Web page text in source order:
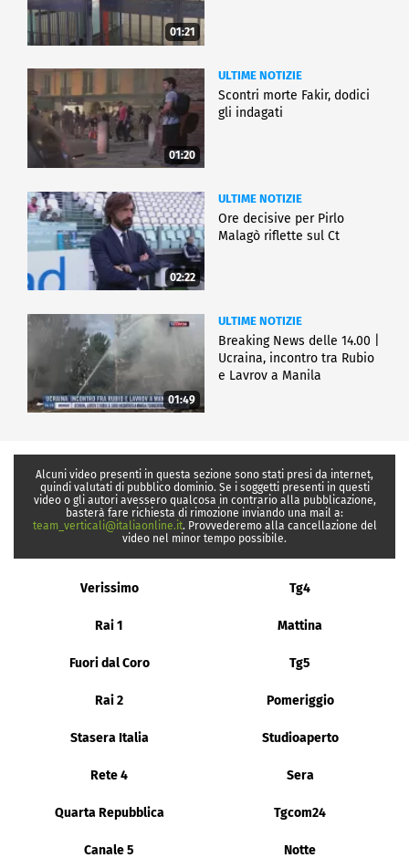
01:21
01:20
ULTIME NOTIZIE
Scontri morte Fakir, dodici
gli indagati
02:22
ULTIME NOTIZIE
Ore decisive per Pirlo
Malagò riflette sul Ct
01:49
ULTIME NOTIZIE
Breaking News delle 14.00 |
Ucraina, incontro tra Rubio
e Lavrov a Manila
Alcuni video presenti in questa sezione sono stati presi da internet,
quindi valutati di pubblico dominio. Se i soggetti presenti in questi
video o gli autori avessero qualcosa in contrario alla pubblicazione,
basterà fare richiesta di rimozione inviando una mail a:
team_verticali@italiaonline.it. Provvederemo alla cancellazione del
video nel minor tempo possibile.
Verissimo Tg4
Rai 1 Mattina
Fuori dal Coro Tg5
Rai 2 Pomeriggio
Stasera Italia Studioaperto
Rete 4 Sera
Quarta Repubblica Tgcom24
Canale 5 Notte